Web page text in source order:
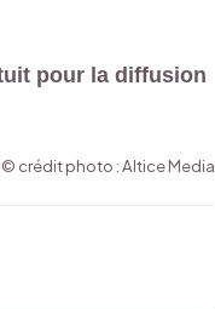
pour la diffusion
© crédit photo : Altice Media